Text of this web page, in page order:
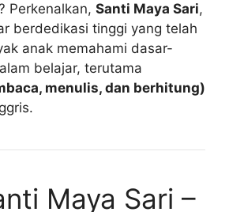
Perkenalkan, Santi Maya Sari,
berdedikasi tinggi yang telah
anak memahami dasar-
belajar, terutama
menulis, dan berhitung)
Maya Sari –